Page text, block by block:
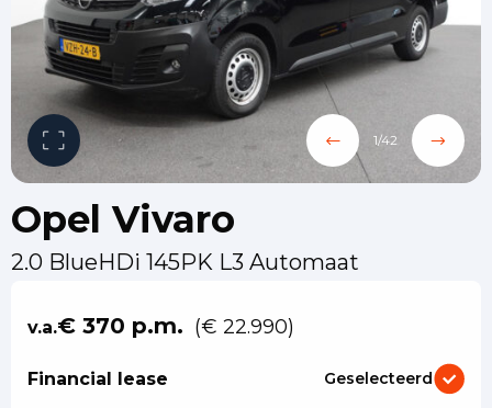
1/42
Opel Vivaro
2.0 BlueHDi 145PK L3 Automaat
v.a.€ 370 p.m. (€ 22.990)
Financial lease
Geselecteerd